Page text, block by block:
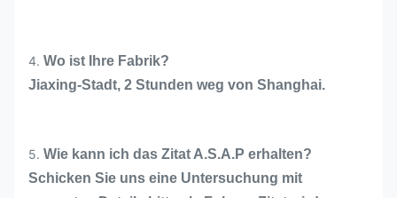
4. Wo ist Ihre Fabrik?
Jiaxing-Stadt, 2 Stunden weg von Shanghai.
5. Wie kann ich das Zitat A.S.A.P erhalten?
Schicken Sie uns eine Untersuchung mit